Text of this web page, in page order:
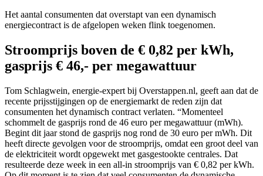
Het aantal consumenten dat overstapt van een dynamisch
energiecontract is de afgelopen weken flink toegenomen.
Stroomprijs boven de € 0,82 per kWh,
gasprijs € 46,- per megawattuur
Tom Schlagwein, energie-expert bij Overstappen.nl, geeft aan dat de
recente prijsstijgingen op de energiemarkt de reden zijn dat
consumenten het dynamisch contract verlaten. “Momenteel
schommelt de gasprijs rond de 46 euro per megawattuur (mWh).
Begint dit jaar stond de gasprijs nog rond de 30 euro per mWh. Dit
heeft directe gevolgen voor de stroomprijs, omdat een groot deel van
de elektriciteit wordt opgewekt met gasgestookte centrales. Dat
resulteerde deze week in een all-in stroomprijs van € 0,82 per kWh.